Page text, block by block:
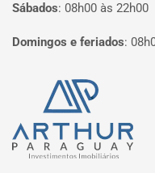
Sábados: 08h00 às 22h00
Domingos e feriados:
Página inicial